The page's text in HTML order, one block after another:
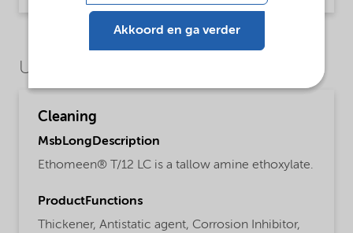
Use Cases
Cleaning
MsbLongDescription
Ethomeen® T/12 LC is a tallow amine ethoxylate.
ProductFunctions
Thickener, Antistatic agent, Corrosion Inhibitor,
Akkoord en ga verder